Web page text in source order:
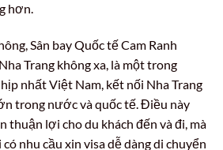
hơn.
Sân bay Quốc tế Cam Ranh
Trang không xa, là một trong
nhất Việt Nam, kết nối Nha Trang
trong nước và quốc tế. Điều này
thuận lợi cho du khách đến và đi, mà
nhu cầu xin visa dễ dàng di chuyển